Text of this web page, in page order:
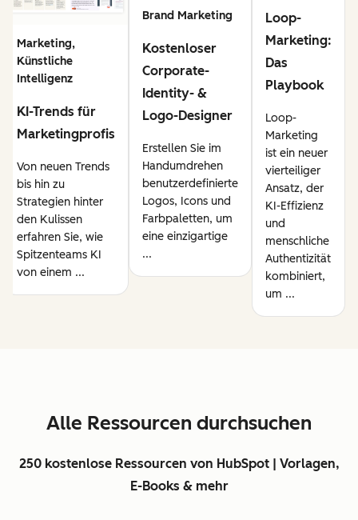
Marketing,
Künstliche
Intelligenz
KI-Trends für
Marketingprofis
Von neuen Trends
bis hin zu
Strategien hinter
den Kulissen
erfahren Sie, wie
Spitzenteams KI
von einem ...
Brand Marketing
Kostenloser
Corporate-
Identity- &
Logo-Designer
Erstellen Sie im
Handumdrehen
benutzerdefinierte
Logos, Icons und
Farbpaletten, um
eine einzigartige
...
Loop-
Marketing:
Das
Playbook
Loop-
Marketing
ist ein neuer
vierteiliger
Ansatz, der
KI-Effizienz
und
menschliche
Authentizität
kombiniert,
um ...
Alle Ressourcen durchsuchen
250 kostenlose Ressourcen von HubSpot | Vorlagen,
E-Books & mehr